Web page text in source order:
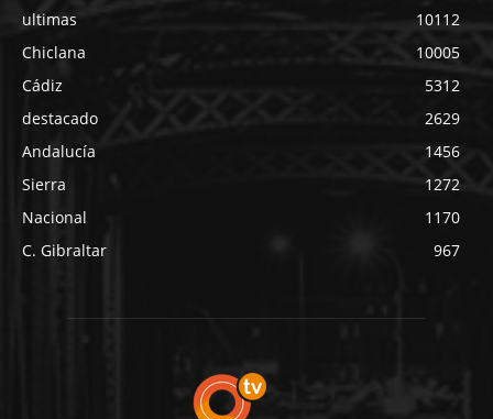
ultimas
10112
Chiclana
10005
Cádiz
5312
destacado
2629
Andalucía
1456
Sierra
1272
Nacional
1170
C. Gibraltar
967